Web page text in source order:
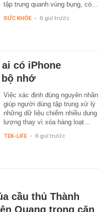
tập trung quanh vùng bụng, có…
SỨC KHỎE - 6 giờ trước
có iPhone
nhớ
Việc xác định đúng nguyên nhân
giúp người dùng tập trung xử lý
những dữ liệu chiếm nhiều dung
lượng thay vì xóa hàng loạt…
TEK-LIFE - 6 giờ trước
cầu thủ Thành
Quang trong căn